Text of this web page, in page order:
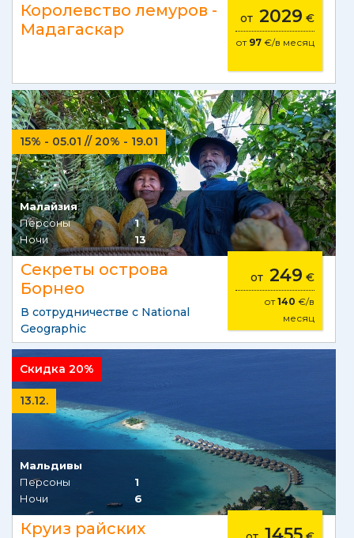
Королевство лемуров -
Мадагаскар
от 2029 €
от 97€/в месяц
15% - 05.01 // 20% - 19.01
Малайзия
Персоны
1
Ночи
13
Секреты острова
Борнео
В сотрудничестве с National
Geographic
от 249 €
от140 €/в
месяц
Скидка 20%
13.12.
Мальдивы
Персоны
1
Ночи
6
Круиз райских